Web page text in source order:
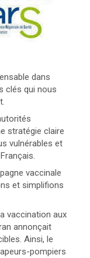
dans
clés qui nous
stratégie claire
vulnérables et
vaccinale
et simplifions
vaccination aux
annonçait
Ainsi, le
pompiers